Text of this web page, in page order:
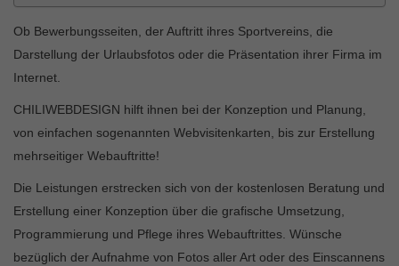
Ob Bewerbungsseiten, der Auftritt ihres Sportvereins, die
Darstellung der Urlaubsfotos oder die Präsentation ihrer Firma im
Internet.
CHILIWEBDESIGN hilft ihnen bei der Konzeption und Planung,
von einfachen sogenannten Webvisitenkarten, bis zur Erstellung
mehrseitiger Webauftritte!
Die Leistungen erstrecken sich von der kostenlosen Beratung und
Erstellung einer Konzeption über die grafische Umsetzung,
Programmierung und Pflege ihres Webauftrittes. Wünsche
bezüglich der Aufnahme von Fotos aller Art oder des Einscannens